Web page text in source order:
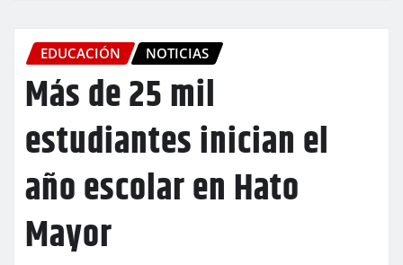
EDUCACIÓN NOTICIAS
Más de 25 mil
estudiantes inician el
año escolar en Hato
Mayor